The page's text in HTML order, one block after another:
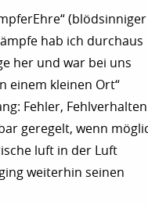
(blödsinniger
hab ich durchaus
her und war bei uns
einem kleinen Ort“
Fehler, Fehlverhalten
geregelt, wenn
luft in der Luft
weiterhin seinen